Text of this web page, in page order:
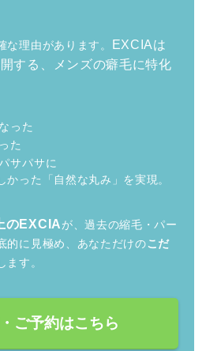
な理由があります。
EXCIAは
する、メンズの癖毛に特化
った
た
サパサに
かった「自然な丸み」を実現。
のEXCIA が、過去の縮毛・パー
的に見極め、あなただけのこだ
ます。
ご予約はこちら